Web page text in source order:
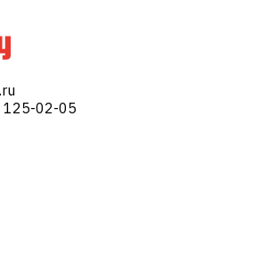
125-02-05